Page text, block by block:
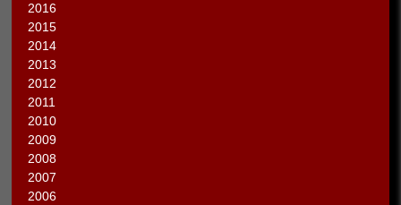
2016
2015
2014
2013
2012
2011
2010
2009
2008
2007
2006